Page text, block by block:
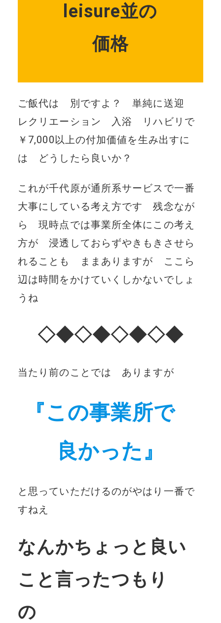
leisure並の
価格
ご飯代は 別ですよ？ 単純に送迎
レクリエーション 入浴 リハビリで
￥7,000以上の付加価値を生み出すに
は どうしたら良いか？
これが千代原が通所系サービスで一番
大事にしている考え方です 残念なが
ら 現時点では事業所全体にこの考え
方が 浸透しておらずやきもきさせら
れることも ままありますが ここら
辺は時間をかけていくしかないでしょ
うね
◇◆◇◆◇◆◇◆
当たり前のことでは ありますが
『この事業所で
良かった』
と思っていただけるのがやはり一番で
すねえ
なんかちょっと良い
こと言ったつもり
の